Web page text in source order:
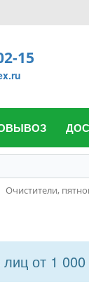
15
Очистители,
от 1